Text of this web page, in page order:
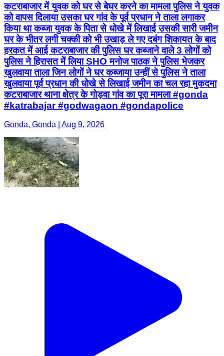
कटराबाजार में युवक को घर से बेघर करने का मामला पुलिस ने युवक
को वापस दिलाया उसका घर गांव के पूर्व प्रधान ने ताला लगाकर
किया था कब्जा युवक के पिता से धोखे में लिखाई उसकी सारी जमीन
घर के भीतर लगी चक्की को भी उखाड़ ले गए दबंग शिकायत के बाद
हरकत में आई कटराबाजार की पुलिस घर कब्जाने वाले 3 लोगों को
पुलिस ने हिरासत में लिया SHO मनोज पाठक ने पुलिस भेजकर
खुलवाया ताला जिन लोगों ने घर कब्जाया उन्हीं से पुलिस ने ताला
खुलवाया पूर्व प्रधान की धोखे से लिखाई जमीन का चल रहा मुकदमा
कटराबाजार थाना क्षेत्र के गोड़वा गांव का पूरा मामला #gonda
#katrabajar #godwagaon #gondapolice
Gonda, Gonda | Aug 9, 2026